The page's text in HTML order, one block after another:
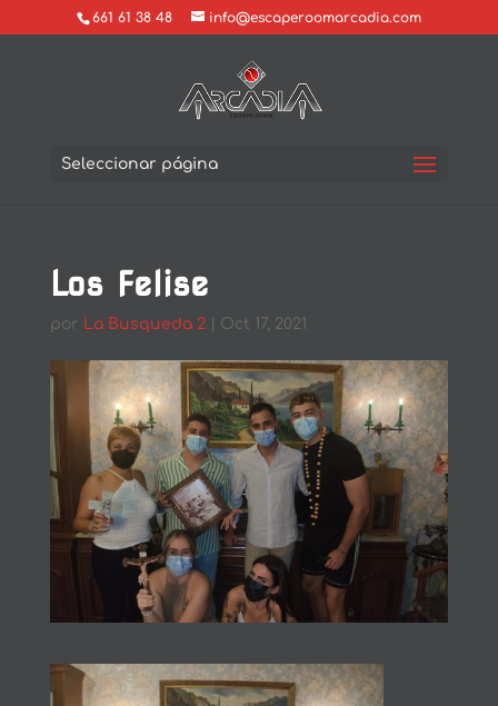
661 61 38 48 info@escaperoomarcadia.com
Seleccionar página
Los Felise
por La Busqueda 2| Oct 17, 2021